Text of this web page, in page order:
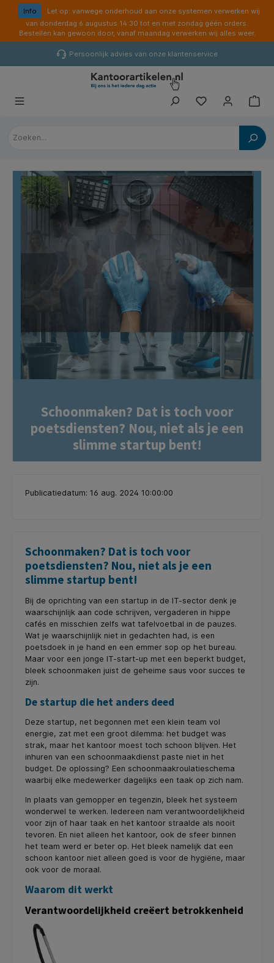
Info
Let op: vanwege onderhoud aan onze systemen verwerken wij
van donderdag 6 augustus 14:30 tot en met zondag géén orders.
Bestellen kan gewoon door, vanaf maandag verwerken wij alles weer.
Persoonlijk advies van onze klantenservice
Schoonmaken? Dat is toch voor
poetsdiensten? Nou, niet als je een
slimme startup bent!
Publicatiedatum: 16 aug. 2024 10:00:00
Schoonmaken? Dat is toch voor
poetsdiensten? Nou, niet als je een
slimme startup bent!
Bij de oprichting van een startup in de IT-sector denk je
waarschijnlijk aan code schrijven, vergaderen in hippe
cafés en misschien zelfs wat tafelvoetbal in de pauzes.
Wat je waarschijnlijk niet in gedachten had, is een
poetsdoek in je hand en een emmer sop op het bureau.
Maar voor een jonge IT-start-up met een beperkt budget,
bleek schoonmaken juist de geheime saus voor succes te
zijn.
De startup die het anders deed
Deze startup, net begonnen met een klein team vol
energie, zat met een groot dilemma: het budget was
strak, maar het kantoor moest toch schoon blijven. Het
inhuren van een schoonmaakdienst paste niet in het
budget. De oplossing? Een schoonmaakroulatieschema
waarbij elke medewerker dagelijks een taak op zich nam.
In plaats van gemopper en tegenzin, bleek het systeem
wonderwel te werken. Iedereen nam verantwoordelijkheid
voor zijn of haar taak en het kantoor straalde als nooit
tevoren. En niet alleen het kantoor, ook de sfeer binnen
het team werd er beter op. Het bleek namelijk dat een
schoon kantoor niet alleen goed is voor de hygiëne, maar
ook voor de moraal.
Waarom dit werkt
Verantwoordelijkheid creëert betrokkenheid